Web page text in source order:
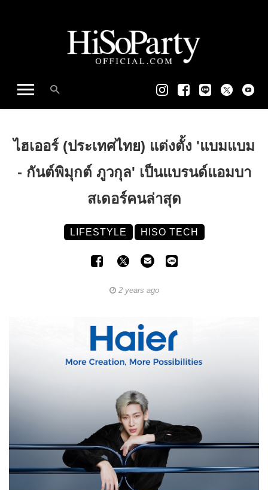
ไฮเออร์ (ประเทศไทย) แต่งตั้ง 'แบมแบม
- กันต์พิมุกต์ ภูวกุล' เป็นแบรนด์แอมบา
สเดอร์คนล่าสุด
LIFESTYLE HISO TECH
2 years ago